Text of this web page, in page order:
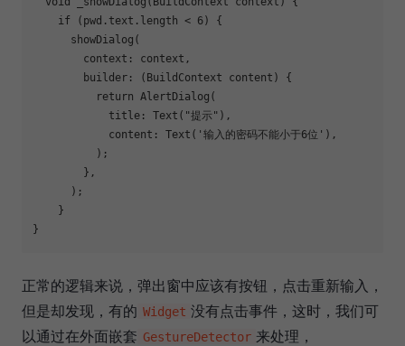
if (pwd.text.length < 6) {
      showDialog(
        context: context,
        builder: (BuildContext content) {
return AlertDialog(
            title: Text(
"提示" ),
            content: Text(
'输入的密码不能小于6位' ),
          );
        },
      );
    }
正常的逻辑来说，弹出窗中应该有按钮，点击重新输入，
但是却发现，有的 Widget 没有点击事件，这时，我们可
以通过在外面嵌套 GestureDetector 来处理，